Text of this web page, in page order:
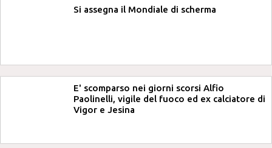
Si assegna il Mondiale di scherma
E' scomparso nei giorni scorsi Alfio
Paolinelli, vigile del fuoco ed ex calciatore di
Vigor e Jesina